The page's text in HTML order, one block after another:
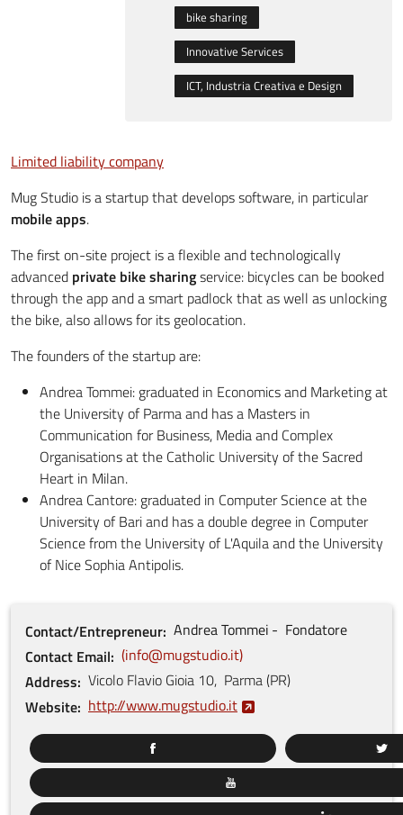
bike sharing
Innovative Services
ICT, Industria Creativa e Design
Limited liability company
Mug Studio is a startup that develops software, in particular
mobile apps.
The first on-site project is a flexible and technologically
advanced private bike sharingservice: bicycles can be booked
through the app and a smart padlock that as well as unlocking
the bike, also allows for its geolocation.
The founders of the startup are:
Andrea Tommei: graduated in Economics and Marketing at
the University of Parma and has a Masters in
Communication for Business, Media and Complex
Organisations at the Catholic University of the Sacred
Heart in Milan.
Andrea Cantore: graduated in Computer Science at the
University of Bari and has a double degree in Computer
Science from the University of L'Aquila and the University
of Nice Sophia Antipolis.
Contact/Entrepreneur AndreaTommei
Fondatore
Contact Email
info@mugstudio.it
Address Vicolo Flavio Gioia 10, Parma(PR)
Website http://www.mugstudio.it